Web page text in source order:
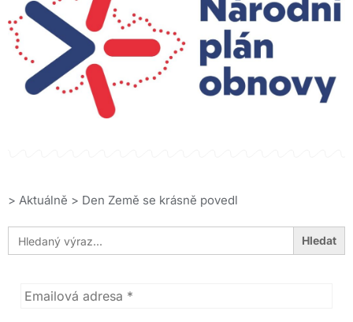
> Aktuálně > Den Země se krásně povedl
Search
for: